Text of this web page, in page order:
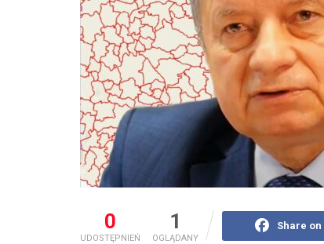
0
UDOSTĘPNIEŃ
1
OGLĄDANY
Share